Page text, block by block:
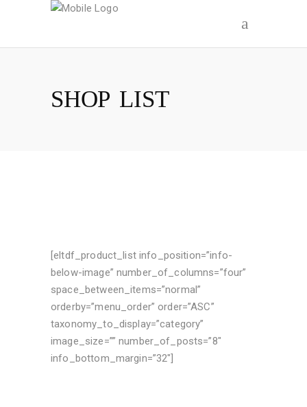
SHOP LIST
[eltdf_product_list info_position=”info-
below-image” number_of_columns=”four”
space_between_items=”normal”
orderby=”menu_order” order=”ASC”
taxonomy_to_display=”category”
image_size=”” number_of_posts=”8″
info_bottom_margin=”32″]